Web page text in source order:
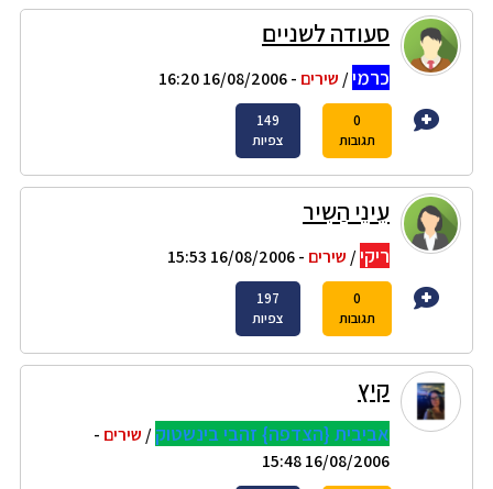
סעודה לשניים
כרמי/ שירים - 16/08/2006 16:20
0
תגובות
149
צפיות
עֵינֵי הַשִיר
ריקי/ שירים - 16/08/2006 15:53
0
תגובות
197
צפיות
קיץ
אביבית {הצדפה} זהבי בינשטוק/ שירים -
16/08/2006 15:48